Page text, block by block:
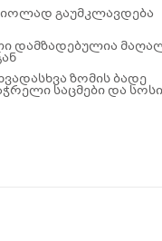
იოლად გაუმკლავდება
დამზადებულია
ზომის ბადე
საცმები და